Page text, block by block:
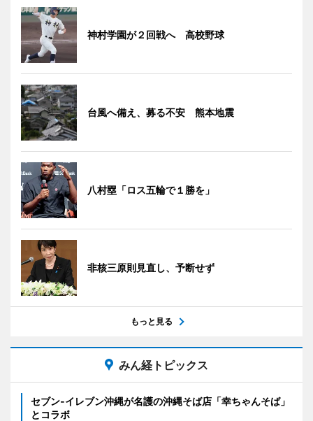
神村学園が２回戦へ 高校野球
台風へ備え、募る不安 熊本地震
八村塁「ロス五輪で１勝を」
非核三原則見直し、予断せず
もっと見る
みん経トピックス
セブン‐イレブン沖縄が名護の沖縄そば店「幸ちゃんそば」
とコラボ